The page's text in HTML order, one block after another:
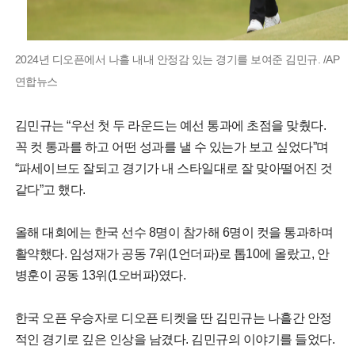
2024년 디오픈에서 나흘 내내 안정감 있는 경기를 보여준 김민규. /AP
연합뉴스
김민규는 “우선 첫 두 라운드는 예선 통과에 초점을 맞췄다.
꼭 컷 통과를 하고 어떤 성과를 낼 수 있는가 보고 싶었다”며
“파세이브도 잘되고 경기가 내 스타일대로 잘 맞아떨어진 것
같다”고 했다.
올해 대회에는 한국 선수 8명이 참가해 6명이 컷을 통과하며
활약했다. 임성재가 공동 7위(1언더파)로 톱10에 올랐고, 안
병훈이 공동 13위(1오버파)였다.
한국 오픈 우승자로 디오픈 티켓을 딴 김민규는 나흘간 안정
적인 경기로 깊은 인상을 남겼다. 김민규의 이야기를 들었다.